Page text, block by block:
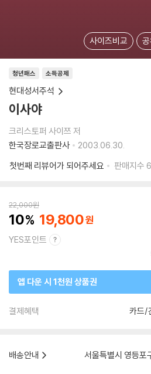
사이즈비교
소득공제
청년패스
현대성서주석
이사야
크리스토퍼 사이쯔 저
한국장로교출판사
2003.06.30.
첫번째 리뷰어가 되어주세요
판매지수
22,000원
10 19,800
YES포인트
앱 다운 시 1천원 상품권
결제혜택 카드/
배송안내
서울특별시 영등포